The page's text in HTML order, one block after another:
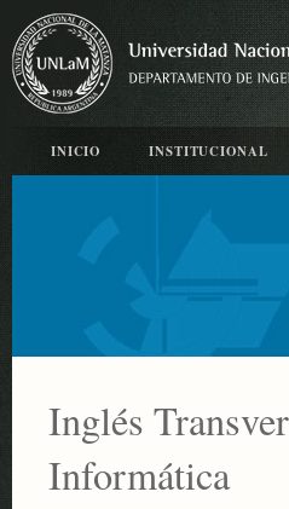
INICIO INSTITUCIONAL
Inglés
Informática